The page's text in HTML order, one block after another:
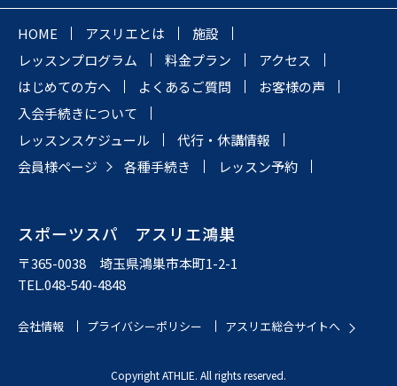
HOME アスリエとは
施設
レッスンプログラム
料金プラン
アクセス
はじめての方へ
よくあるご質問
お客様の声
入会手続きについて
レッスンスケジュール
代行・休講情報
会員様ページ
各種手続き レッスン予約
スポーツスパ アスリエ鴻巣
〒365-0038 埼玉県鴻巣市本町1-2-1
TEL.048-540-4848
会社情報 プライバシーポリシー アスリエ総合サイトへ
Copyright ATHLIE. All rights reserved.